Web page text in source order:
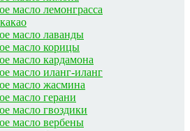
масло лемонграсса
масло лаванды
масло корицы
масло кардамона
масло иланг-иланг
масло жасмина
масло герани
масло гвоздики
масло вербены